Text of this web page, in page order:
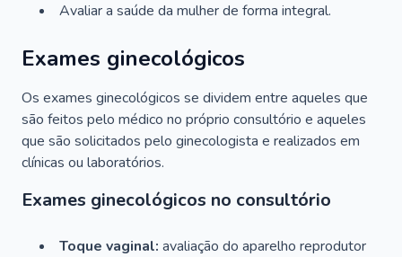
Avaliar a saúde da mulher de forma integral.
Exames ginecológicos
Os exames ginecológicos se dividem entre aqueles que
são feitos pelo médico no próprio consultório e aqueles
que são solicitados pelo ginecologista e realizados em
clínicas ou laboratórios.
Exames ginecológicos no consultório
Toque vaginal: avaliação do aparelho reprodutor